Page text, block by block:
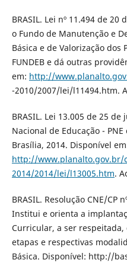
BRASIL. Lei nº 11.494 de
o Fundo de Manutenção e
Básica e de Valorização dos
FUNDEB e dá outras
em: http://
-2010/2007/lei/l11494.htm.
BRASIL. Lei 13.005 de 25
Nacional de Educação -
Brasília, 2014. Disponível
http://www.planalto.gov.br/
2014/2014/lei/l13005.htm.
BRASIL. Resolução CNE/CP
Institui e orienta a
Curricular, a ser
etapas e respectivas
Básica. Disponível: http://